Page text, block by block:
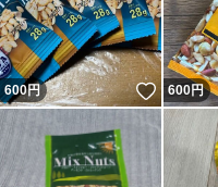
600円 いいね
600円